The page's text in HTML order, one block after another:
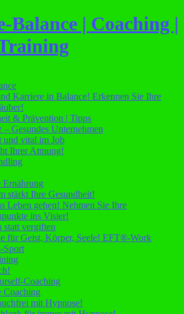
| Coaching |
Karriere in Balance! Erkennen Sie Ihre
& Prävention | Tipps
– Gesundes Unternehmen
und vital im Job
Ihrer Atmung!
Ernährung
stärkt Ihre Gesundheit!
Leben gehen! Nehmen Sie Ihre
ins Visier!
statt vergiften
für Geist, Körper, Seele! EFT®-Work
Sport
Coaching
Coaching
mit Hypnose!